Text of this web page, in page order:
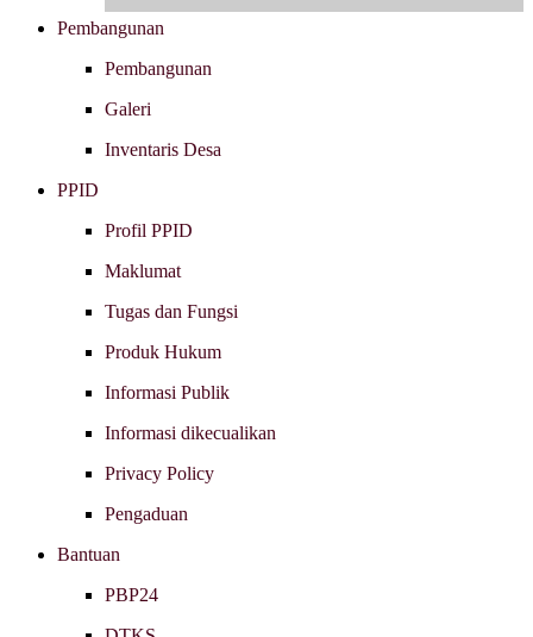
Pembangunan
Pembangunan
Galeri
Inventaris Desa
PPID
Profil PPID
Maklumat
Tugas dan Fungsi
Produk Hukum
Informasi Publik
Informasi dikecualikan
Privacy Policy
Pengaduan
Bantuan
PBP24